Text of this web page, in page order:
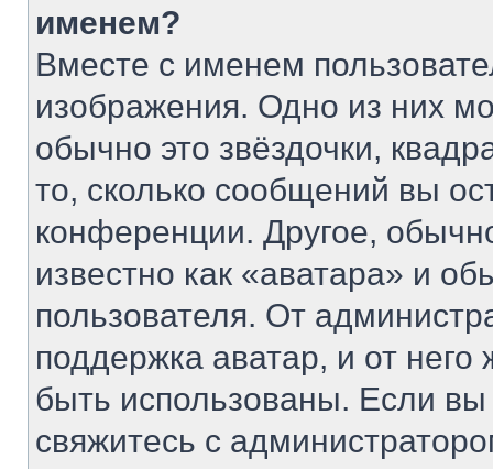
именем?
Вместе с именем
изображения. Одно из них
обычно это звёздочки,
то, сколько сообщений вы
конференции. Другое,
известно как «аватара» и
пользователя. От
поддержка аватар, и от него
быть использованы. Если
свяжитесь с